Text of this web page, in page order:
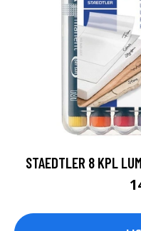
STAEDTLER 8 KPL